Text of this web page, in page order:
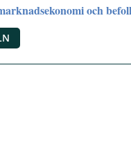
och